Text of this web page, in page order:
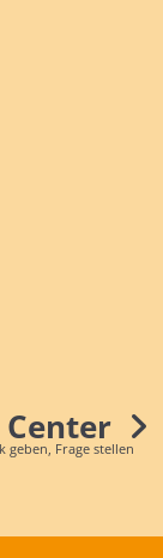
geben, Frage stellen